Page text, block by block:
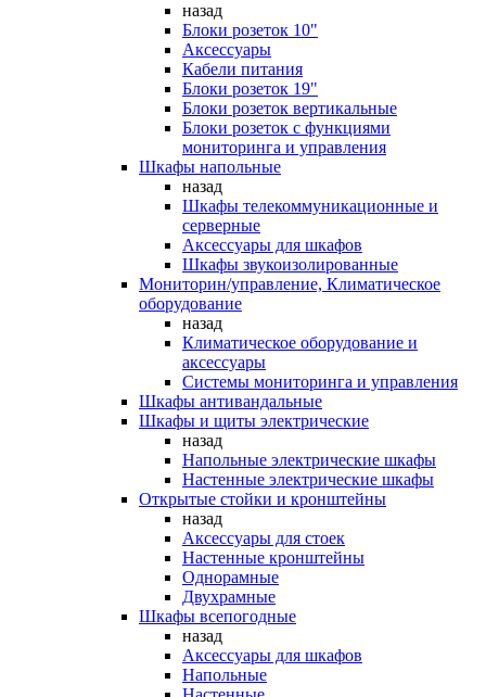
назад
Блоки розеток 10"
Аксессуары
Кабели питания
Блоки розеток 19"
Блоки розеток вертикальные
Блоки розеток с функциями
мониторинга и управления
Шкафы напольные
назад
Шкафы телекоммуникационные и
серверные
Аксессуары для шкафов
Шкафы звукоизолированные
Мониторин/управление, Климатическое
оборудование
назад
Климатическое оборудование и
аксессуары
Системы мониторинга и управления
Шкафы антивандальные
Шкафы и щиты электрические
назад
Напольные электрические шкафы
Настенные электрические шкафы
Открытые стойки и кронштейны
назад
Аксессуары для стоек
Настенные кронштейны
Однорамные
Двухрамные
Шкафы всепогодные
назад
Аксессуары для шкафов
Напольные